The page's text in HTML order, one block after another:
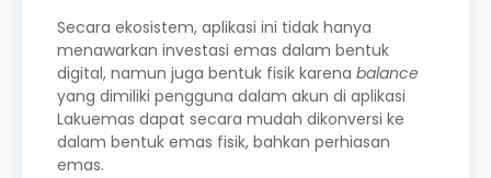
Secara ekosistem, aplikasi ini tidak hanya
menawarkan investasi emas dalam bentuk
digital, namun juga bentuk fisik karena balance
yang dimiliki pengguna dalam akun di aplikasi
Lakuemas dapat secara mudah dikonversi ke
dalam bentuk emas fisik, bahkan perhiasan
emas.